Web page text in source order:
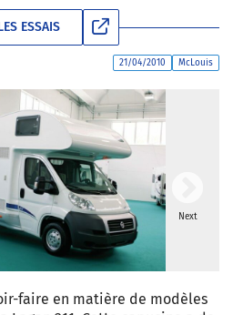
ESSAIS
21/04/2010 McLouis
Next
faire en matière de modèles